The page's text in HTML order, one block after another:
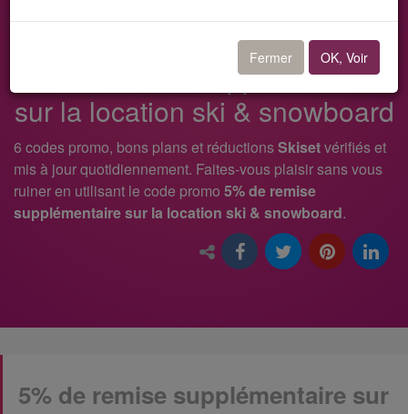
Code promo Skiset
5% de remise supplémentaire
sur la location ski & snowboard
6 codes promo, bons plans et réductionsSkisetvérifiés et
mis à jour quotidiennement. Faites-vous plaisir sans vous
ruiner en utilisant le code promo 5% de remise
supplémentaire sur la location ski & snowboard.
5% de remise supplémentaire sur
Fermer OK, Voir